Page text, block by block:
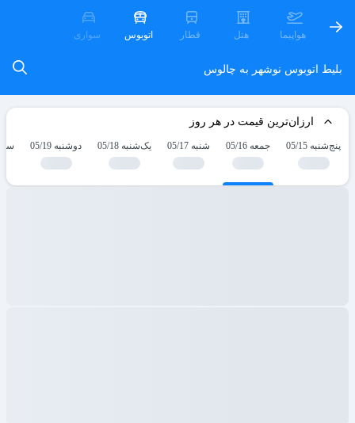
هواپیما هتل قطار اتوبوس سواری
بلیط اتوبوس نوشهر به چالوس
ارزان‌ترین قیمت در هر روز
پنج‌شنبه 05/15 جمعه 05/16 شنبه 05/17 یک‌شنبه 05/18 دوشنبه 05/19